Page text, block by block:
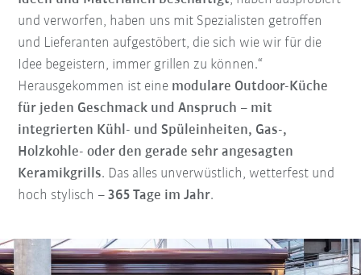
und verworfen, haben uns mit Spezialisten getroffen
und Lieferanten aufgestöbert, die sich wie wir für die
Idee begeistern, immer grillen zu können.“
Herausgekommen ist eine modulare Outdoor-Küche
für jeden Geschmack und Anspruch – mit
integrierten Kühl- und Spüleinheiten, Gas-,
Holzkohle- oder den gerade sehr angesagten
Keramikgrills. Das alles unverwüstlich, wetterfest und
hoch stylisch –365 Tage im Jahr.